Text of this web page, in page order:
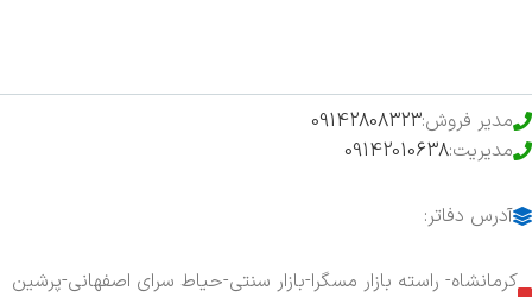
مدیر فروش:09142808323
مدیریت:09142010638
آدرس دفاتر:
کرمانشاه- راسته بازار مسگرا-بازار سنتی-حیاط سرای اصفهانی-پرشین